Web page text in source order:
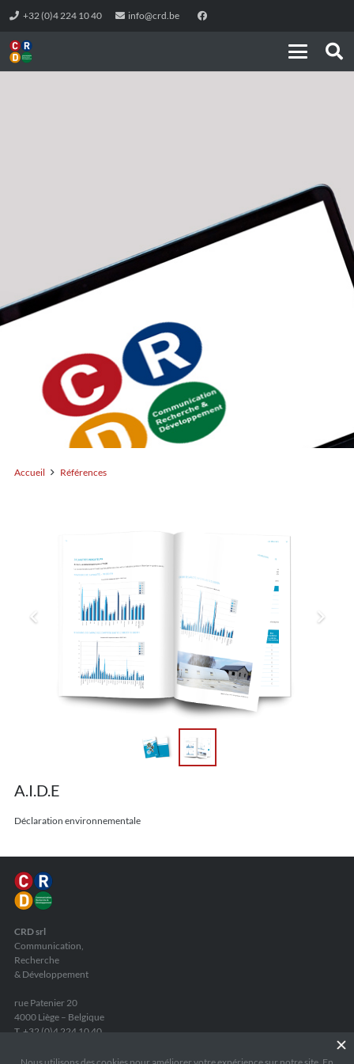
+32 (0)4 224 10 40 info@crd.be
Accueil Références
A.I.D.E
Déclaration environnementale
CRD srl
Communication,
Recherche
& Développement
rue Patenier 20
4000 Liège – Belgique
T. +32 (0)4 224 10 40